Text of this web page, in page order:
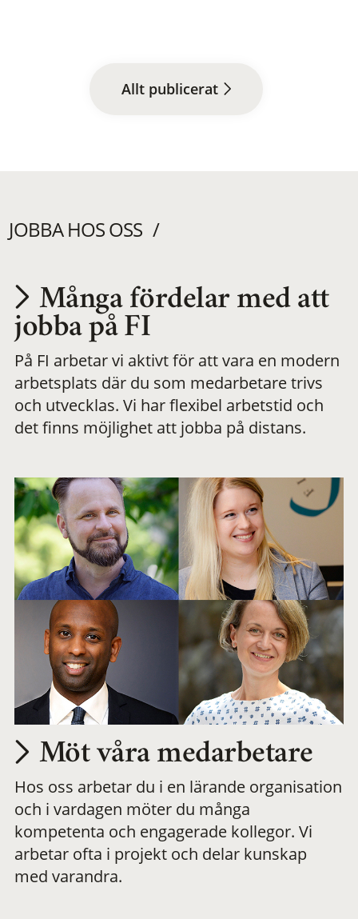
Allt publicerat
JOBBA HOS OSS
Utvecklas på en
meningsfull och
flexibel
Många fördelar med att
jobba på FI
På FI arbetar vi aktivt för att vara en modern
arbetsplats där du som medarbetare trivs
och utvecklas. Vi har flexibel arbetstid och
det finns möjlighet att jobba på distans.
Möt våra medarbetare
Hos oss arbetar du i en lärande organisation
och i vardagen möter du många
kompetenta och engagerade kollegor. Vi
arbetar ofta i projekt och delar kunskap
med varandra.